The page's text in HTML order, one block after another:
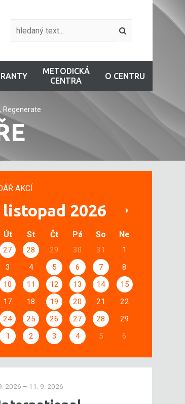
METODICKÁ
CENTRA
O CENTRU
Regenerate
AKCÍ
listopad 2026
Út St Čt Pá So Ne
27 28 29 30 31
1
3 4 5 6 7
8
10 11 12 13 14
15
17 18 19 20 21
22
24 25 26 27 28
29
1 2 3 4 5 6
2026 – 11. 9. 2026